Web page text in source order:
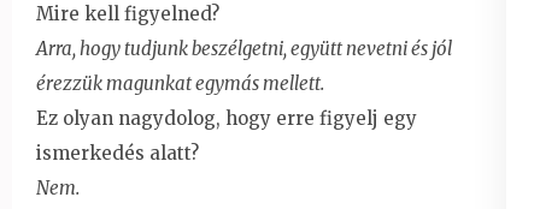
Mire kell figyelned?
Arra, hogy tudjunk beszélgetni, együtt nevetni és jól
érezzük magunkat egymás mellett.
Ez olyan nagydolog, hogy erre figyelj egy
ismerkedés alatt?
Nem.